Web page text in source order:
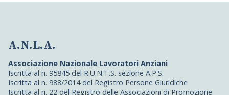
A.N.L.A.
Associazione Nazionale Lavoratori Anziani
Iscritta al n. 95845 del R.U.N.T.S. sezione A.P.S.
Iscritta al n. 988/2014 del Registro Persone Giuridiche
Iscritta al n. 22 del Registro delle Associazioni di Promozione